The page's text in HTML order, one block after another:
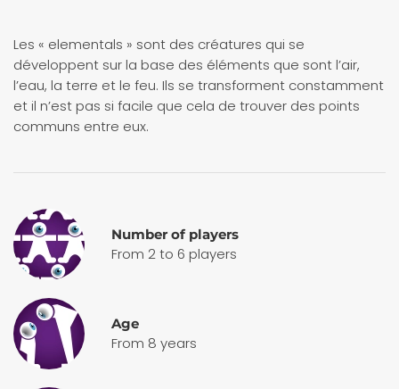
Les « elementals » sont des créatures qui se
développent sur la base des éléments que sont l’air,
l’eau, la terre et le feu. Ils se transforment constamment
et il n’est pas si facile que cela de trouver des points
communs entre eux.
Number of players
From 2 to 6 players
Age
From 8 years